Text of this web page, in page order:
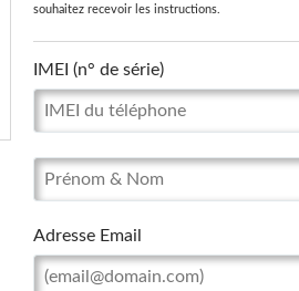
souhaitez recevoir les instructions.
IMEI (n° de série)
Adresse Email